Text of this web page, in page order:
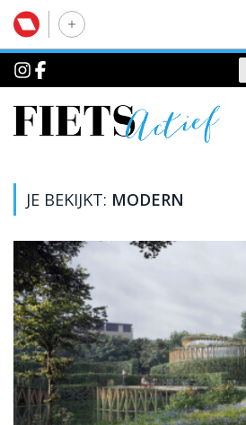
JE BEKIJKT: MODERN